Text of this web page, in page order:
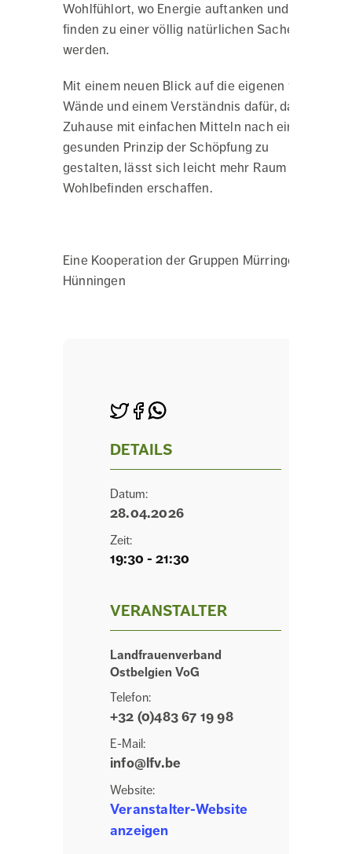
Wohlfühlort, wo Energie auftanken und Ruhe
finden zu einer völlig natürlichen Sache
werden.
Mit einem neuen Blick auf die eigenen vier
Wände und einem Verständnis dafür, das
Zuhause mit einfachen Mitteln nach einem
gesunden Prinzip der Schöpfung zu
gestalten, lässt sich leicht mehr Raum für
Wohlbefinden erschaffen.
Eine Kooperation der Gruppen Mürringen und
Hünningen
DETAILS
Datum:
28.04.2026
Zeit:
19:30 - 21:30
VERANSTALTER
Landfrauenverband
Ostbelgien VoG
Telefon:
+32 (0)483 67 19 98
E-Mail:
info@lfv.be
Website:
Veranstalter-Website
anzeigen